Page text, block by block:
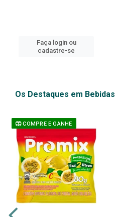
Faça login ou
cadastre-se
Os Destaques em Bebidas
COMPRE E GANHE